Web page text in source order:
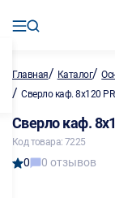
Главная/ Каталог/
/ Сверло каф. 8х120
Сверло каф.
Код товара: 7225
0 0 отзывов